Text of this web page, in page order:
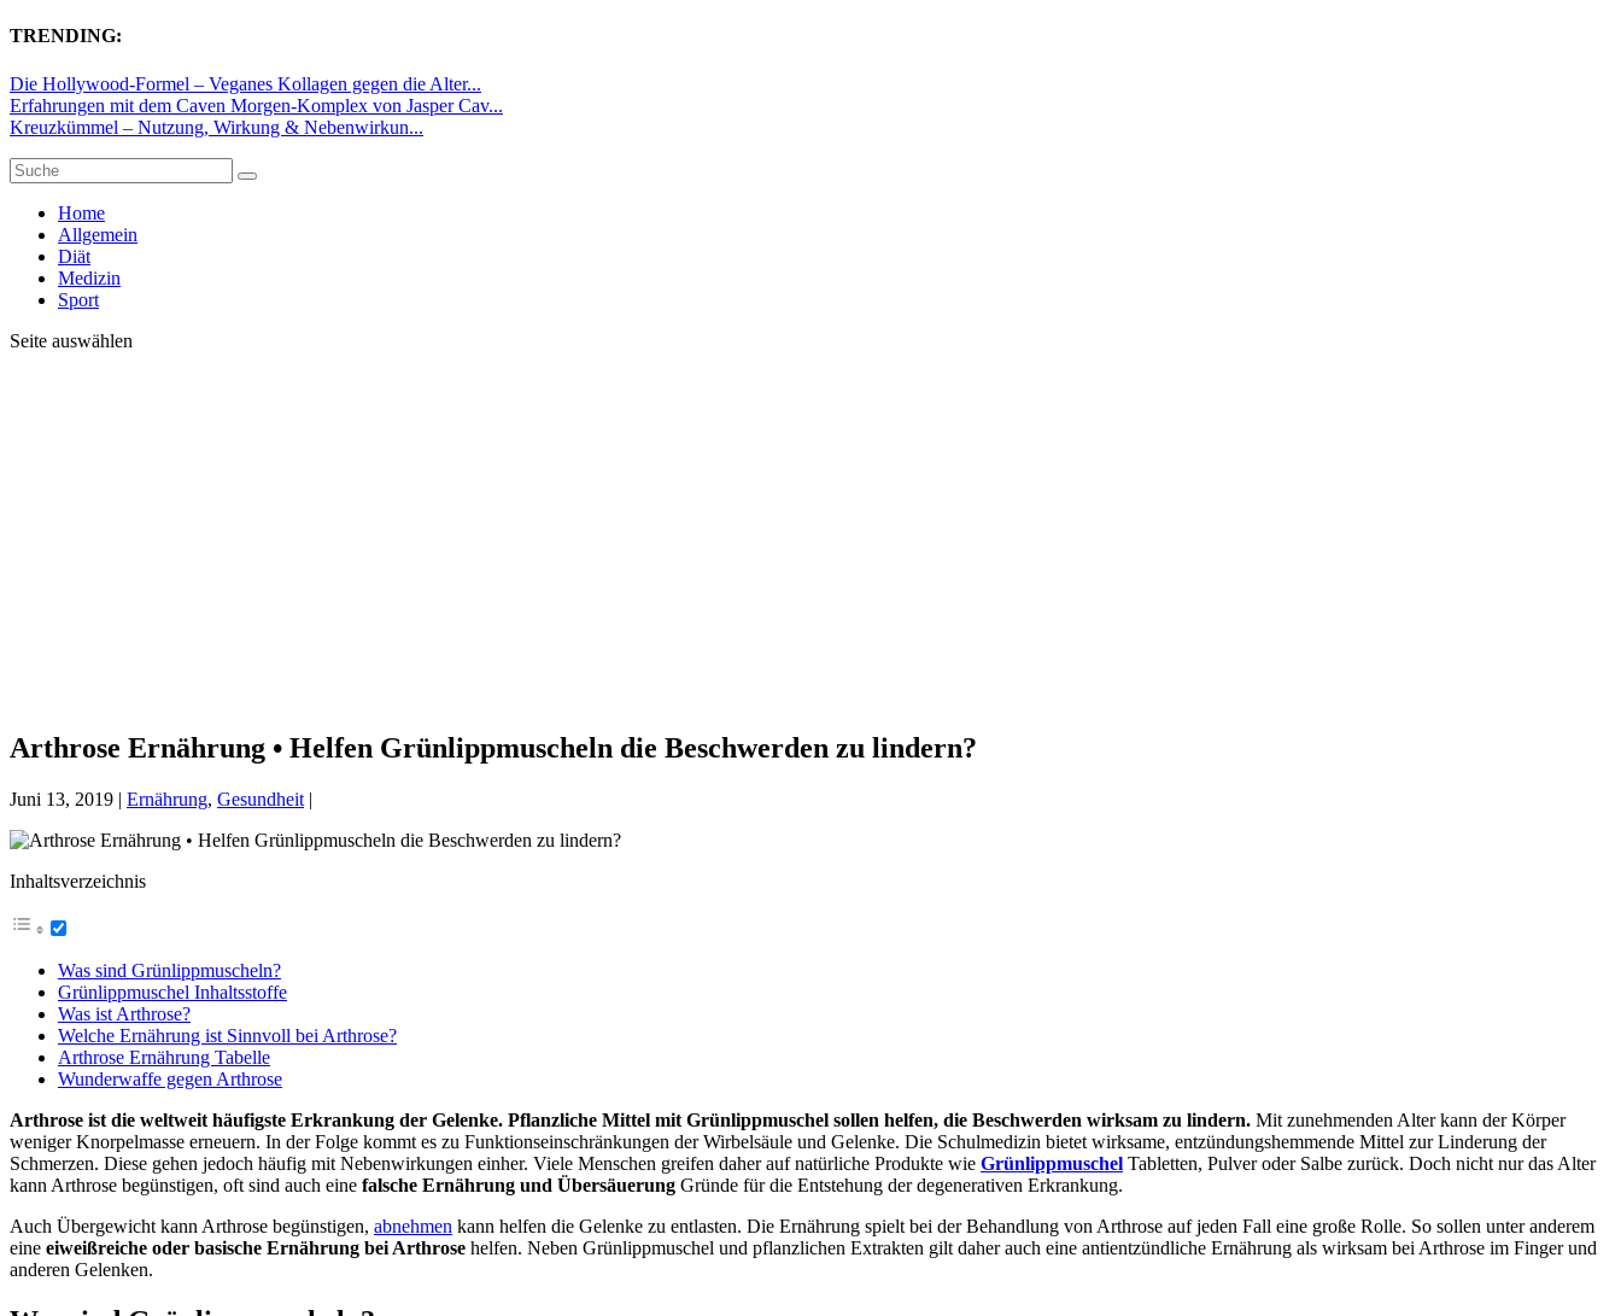
TRENDING:
Die Hollywood-Formel – Veganes Kollagen gegen die Alter...
Erfahrungen mit dem Caven Morgen-Komplex von Jasper Cav...
Kreuzkümmel – Nutzung, Wirkung & Nebenwirkun...
Home
Allgemein
Diät
Medizin
Sport
Seite auswählen
Arthrose Ernährung • Helfen Grünlippmuscheln die Beschwerden zu lindern?
Juni 13, 2019 | Ernährung, Gesundheit |
Inhaltsverzeichnis
Was sind Grünlippmuscheln?
Grünlippmuschel Inhaltsstoffe
Was ist Arthrose?
Welche Ernährung ist Sinnvoll bei Arthrose?
Arthrose Ernährung Tabelle
Wunderwaffe gegen Arthrose
Arthrose ist die weltweit häufigste Erkrankung der Gelenke. Pflanzliche Mittel mit Grünlippmuschel sollen helfen, die Beschwerden wirksam zu lindern. Mit zunehmenden Alter kann der Körper
weniger Knorpelmasse erneuern. In der Folge kommt es zu Funktionseinschränkungen der Wirbelsäule und Gelenke. Die Schulmedizin bietet wirksame, entzündungshemmende Mittel zur Linderung der
Schmerzen. Diese gehen jedoch häufig mit Nebenwirkungen einher. Viele Menschen greifen daher auf natürliche Produkte wie Grünlippmuschel Tabletten, Pulver oder Salbe zurück. Doch nicht nur das Alter
kann Arthrose begünstigen, oft sind auch eine falsche Ernährung und Übersäuerung Gründe für die Entstehung der degenerativen Erkrankung.
Auch Übergewicht kann Arthrose begünstigen, abnehmen kann helfen die Gelenke zu entlasten. Die Ernährung spielt bei der Behandlung von Arthrose auf jeden Fall eine große Rolle. So sollen unter anderem
eine eiweißreiche oder basische Ernährung bei Arthrose helfen. Neben Grünlippmuschel und pflanzlichen Extrakten gilt daher auch eine antientzündliche Ernährung als wirksam bei Arthrose im Finger und
anderen Gelenken.